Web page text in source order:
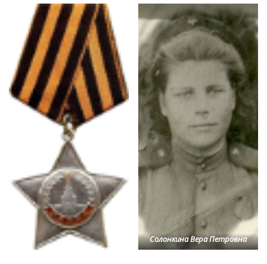
Солонкина Вера Петровна